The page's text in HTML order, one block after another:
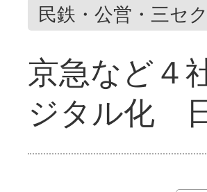
民鉄・公営・三セク
京急など４
ジタル化